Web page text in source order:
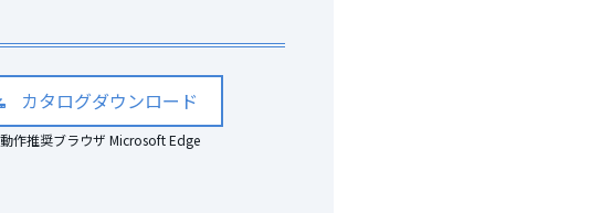
カタログダウンロード
作推奨ブラウザ Microsoft Edge